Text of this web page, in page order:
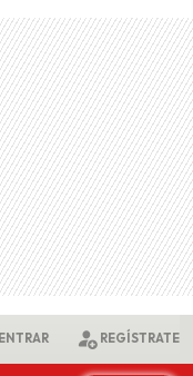
ENTRAR REGÍSTRATE